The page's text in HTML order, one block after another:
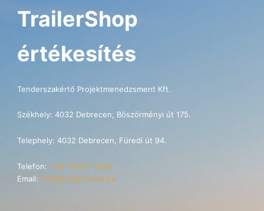
TrailerShop
értékesítés
Tenderszakértő Projektmenedzsment Kft.
Székhely: 4032 Debrecen, Böszörményi út 175.
Telephely: 4032 Debrecen, Füredi út 94.
Telefon: +36 70 621 7696
Email: info@trailer-shop.hu